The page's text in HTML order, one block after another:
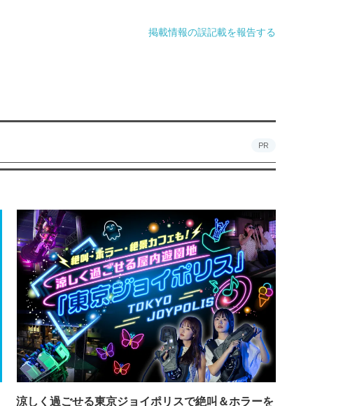
掲載情報の誤記載を報告する
PR
涼しく過ごせる東京ジョイポリスで絶叫＆ホラーを